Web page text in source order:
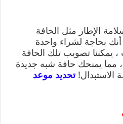
الإطار مثل الحافة
أنك بحاجة لشراء واحدة
يمكننا تصويب تلك الحافة
مما يمنحك حافة شبه جديدة
الاستبدال!تحديد موعد